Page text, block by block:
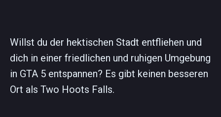
Willst du der hektischen Stadt entfliehen und
dich in einer friedlichen und ruhigen Umgebung
in GTA 5 entspannen? Es gibt keinen besseren
Ort als Two Hoots Falls.